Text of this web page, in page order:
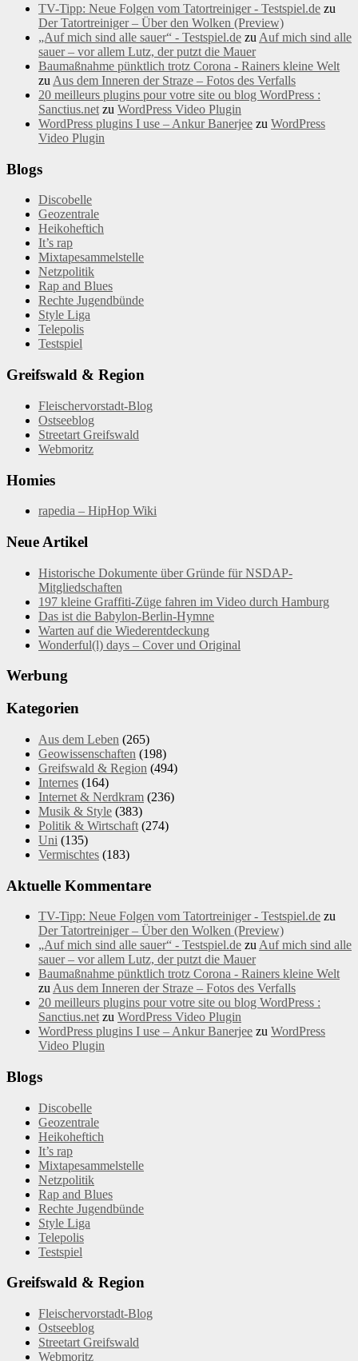
TV-Tipp: Neue Folgen vom Tatortreiniger - Testspiel.de zu
Der Tatortreiniger – Über den Wolken (Preview)
„Auf mich sind alle sauer“ - Testspiel.de zu Auf mich sind alle
sauer – vor allem Lutz, der putzt die Mauer
Baumaßnahme pünktlich trotz Corona - Rainers kleine Welt
zu Aus dem Inneren der Straze – Fotos des Verfalls
20 meilleurs plugins pour votre site ou blog WordPress :
Sanctius.net zu WordPress Video Plugin
WordPress plugins I use – Ankur Banerjee zu WordPress
Video Plugin
Blogs
Discobelle
Geozentrale
Heikoheftich
It’s rap
Mixtapesammelstelle
Netzpolitik
Rap and Blues
Rechte Jugendbünde
Style Liga
Telepolis
Testspiel
Greifswald & Region
Fleischervorstadt-Blog
Ostseeblog
Streetart Greifswald
Webmoritz
Homies
rapedia – HipHop Wiki
Neue Artikel
Historische Dokumente über Gründe für NSDAP-
Mitgliedschaften
197 kleine Graffiti-Züge fahren im Video durch Hamburg
Das ist die Babylon-Berlin-Hymne
Warten auf die Wiederentdeckung
Wonderful(l) days – Cover und Original
Werbung
Kategorien
Aus dem Leben (265)
Geowissenschaften (198)
Greifswald & Region (494)
Internes (164)
Internet & Nerdkram (236)
Musik & Style (383)
Politik & Wirtschaft (274)
Uni (135)
Vermischtes (183)
Aktuelle Kommentare
TV-Tipp: Neue Folgen vom Tatortreiniger - Testspiel.de zu
Der Tatortreiniger – Über den Wolken (Preview)
„Auf mich sind alle sauer“ - Testspiel.de zu Auf mich sind alle
sauer – vor allem Lutz, der putzt die Mauer
Baumaßnahme pünktlich trotz Corona - Rainers kleine Welt
zu Aus dem Inneren der Straze – Fotos des Verfalls
20 meilleurs plugins pour votre site ou blog WordPress :
Sanctius.net zu WordPress Video Plugin
WordPress plugins I use – Ankur Banerjee zu WordPress
Video Plugin
Blogs
Discobelle
Geozentrale
Heikoheftich
It’s rap
Mixtapesammelstelle
Netzpolitik
Rap and Blues
Rechte Jugendbünde
Style Liga
Telepolis
Testspiel
Greifswald & Region
Fleischervorstadt-Blog
Ostseeblog
Streetart Greifswald
Webmoritz